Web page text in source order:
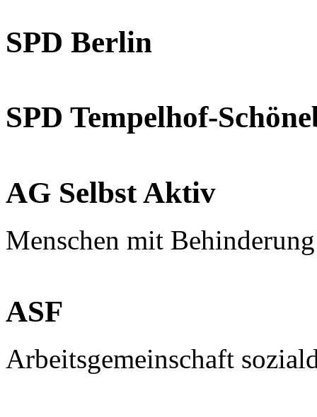
SPD Berlin
SPD Tempelhof-
AG Selbst Aktiv
Menschen mit
ASF
Arbeitsgemeinschaft